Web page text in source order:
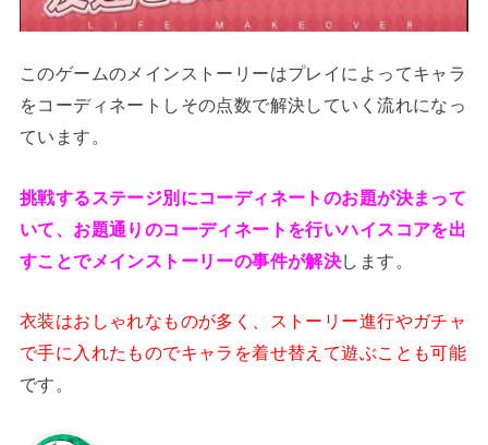
このゲームのメインストーリーはプレイによってキャラ
をコーディネートしその点数で解決していく流れになっ
ています。
挑戦するステージ別にコーディネートのお題が決まって
いて、お題通りのコーディネートを行いハイスコアを出
すことでメインストーリーの事件が解決します。
衣装はおしゃれなものが多く、ストーリー進行やガチャ
で手に入れたものでキャラを着せ替えて遊ぶことも可能
です。